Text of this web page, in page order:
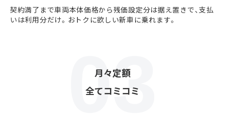
契約満了まで車両本体価格から残価設定分は据え置きで、支払
いは利用分だけ。おトクに欲しい新車に乗れます。
月々定額
全てコミコミ